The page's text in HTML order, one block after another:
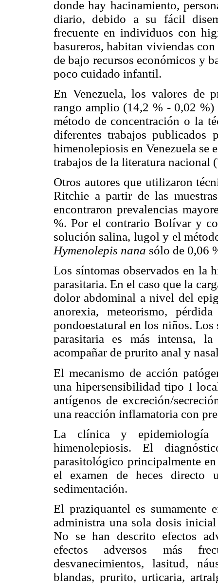
donde hay hacinamiento,
diario, debido a su fácil
frecuente en individuos con
basureros, habitan viviendas
de bajo recursos económicos y
poco cuidado infantil.
En Venezuela, los valores de
rango amplio (14,2 % - 0,02 %)
método de concentración o la
diferentes trabajos publicados
himenolepiosis en Venezuela se
trabajos de la literatura nacional
Otros autores que utilizaron
Ritchie a partir de las
encontraron prevalencias
%. Por el contrario Bolívar y
solución salina, lugol y el
Hymenolepis nana sólo de 0,06
Los síntomas observados en la
parasitaria. En el caso que la
dolor abdominal a nivel del
anorexia, meteorismo,
pondoestatural en los niños. Los
parasitaria es más intensa,
acompañar de prurito anal y
El mecanismo de acción
una hipersensibilidad tipo I
antígenos de excreción/
una reacción inflamatoria con
La clínica y epidemiología
himenolepiosis. El
parasitológico principalmente
el examen de heces directo
sedimentación.
El praziquantel es sumamente
administra una sola dosis
No se han descrito efectos
efectos adversos más
desvanecimientos, lasitud,
blandas, prurito, urticaria,